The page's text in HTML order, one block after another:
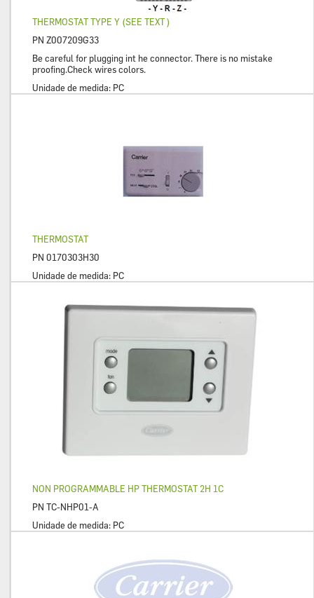
THERMOSTAT TYPE Y (SEE TEXT )
PN Z007209G33
Be careful for plugging int he connector. There is no mistake
proofing.Check wires colors.
Unidade de medida: PC
THERMOSTAT
PN 0170303H30
Unidade de medida: PC
NON PROGRAMMABLE HP THERMOSTAT 2H 1C
PN TC-NHP01-A
Unidade de medida: PC